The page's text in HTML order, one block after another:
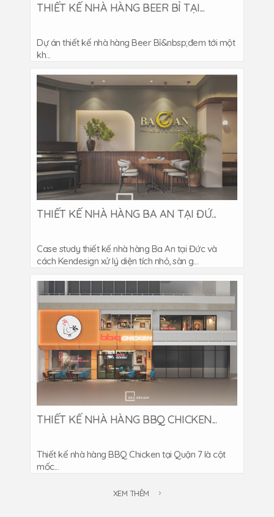
THIẾT KẾ NHÀ HÀNG BEER BỈ TẠI...
Dự án thiết kế nhà hàng Beer Bỉ&nbsp;đem tới một
kh...
THIẾT KẾ NHÀ HÀNG BA AN TẠI ĐỨ...
Case study thiết kế nhà hàng Ba An tại Đức và
cách Kendesign xử lý diện tích nhỏ, sàn g...
THIẾT KẾ NHÀ HÀNG BBQ CHICKEN...
Thiết kế nhà hàng BBQ Chicken tại Quận 7 là cột
mốc...
XEM THÊM